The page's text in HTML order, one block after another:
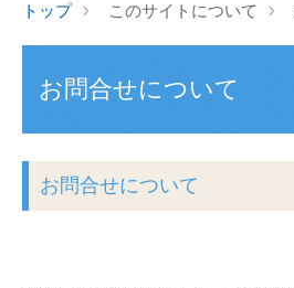
トップ このサイトについて
お問合せについて
お問合せについて